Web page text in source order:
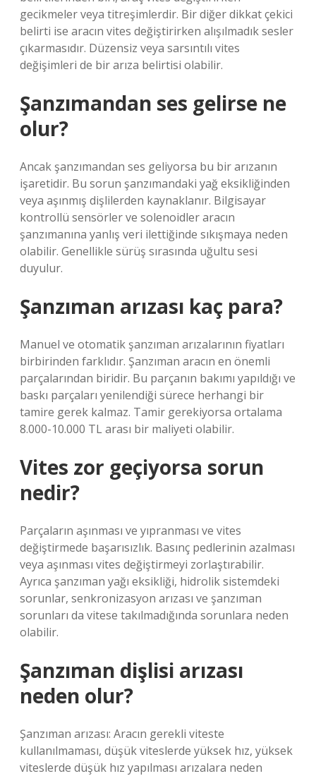
gecikmeler veya titreşimlerdir. Bir diğer dikkat çekici
belirti ise aracın vites değiştirirken alışılmadık sesler
çıkarmasıdır. Düzensiz veya sarsıntılı vites
değişimleri de bir arıza belirtisi olabilir.
Şanzımandan ses gelirse ne
olur?
Ancak şanzımandan ses geliyorsa bu bir arızanın
işaretidir. Bu sorun şanzımandaki yağ eksikliğinden
veya aşınmış dişlilerden kaynaklanır. Bilgisayar
kontrollü sensörler ve solenoidler aracın
şanzımanına yanlış veri ilettiğinde sıkışmaya neden
olabilir. Genellikle sürüş sırasında uğultu sesi
duyulur.
Şanzıman arızası kaç para?
Manuel ve otomatik şanzıman arızalarının fiyatları
birbirinden farklıdır. Şanzıman aracın en önemli
parçalarından biridir. Bu parçanın bakımı yapıldığı ve
baskı parçaları yenilendiği sürece herhangi bir
tamire gerek kalmaz. Tamir gerekiyorsa ortalama
8.000-10.000 TL arası bir maliyeti olabilir.
Vites zor geçiyorsa sorun
nedir?
Parçaların aşınması ve yıpranması ve vites
değiştirmede başarısızlık. Basınç pedlerinin azalması
veya aşınması vites değiştirmeyi zorlaştırabilir.
Ayrıca şanzıman yağı eksikliği, hidrolik sistemdeki
sorunlar, senkronizasyon arızası ve şanzıman
sorunları da vitese takılmadığında sorunlara neden
olabilir.
Şanzıman dişlisi arızası
neden olur?
Şanzıman arızası: Aracın gerekli viteste
kullanılmaması, düşük viteslerde yüksek hız, yüksek
viteslerde düşük hız yapılması arızalara neden